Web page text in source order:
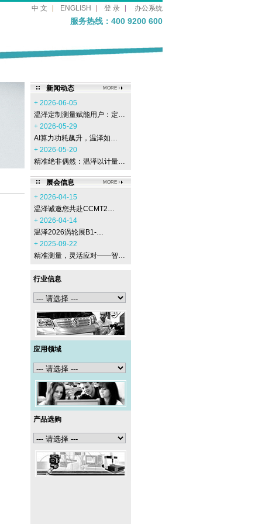
中 文 ENGLISH 登 录 办公系统
服务热线：400 9200 600
MORE
新闻动态
+ 2026-06-05
温泽定制测量赋能用户：定…
+ 2026-05-29
AI算力功耗飙升，温泽如…
+ 2026-05-20
精准绝非偶然：温泽以计量…
MORE
展会信息
+ 2026-04-15
温泽诚邀您共赴CCMT2…
+ 2026-04-14
温泽2026涡轮展B1-…
+ 2025-09-22
精准测量，灵活应对——智…
行业信息
应用领域
产品选购